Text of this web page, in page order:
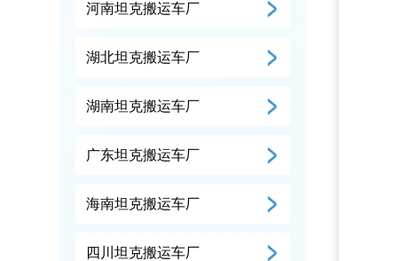
河南坦克搬运车厂
湖北坦克搬运车厂
湖南坦克搬运车厂
广东坦克搬运车厂
海南坦克搬运车厂
四川坦克搬运车厂